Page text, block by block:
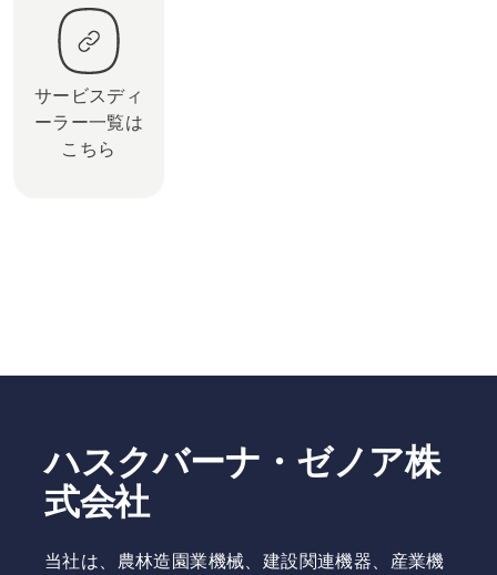
サービスディ
ーラー一覧は
こちら
ハスクバーナ・ゼノア株
式会社
当社は、農林造園業機械、建設関連機器、産業機